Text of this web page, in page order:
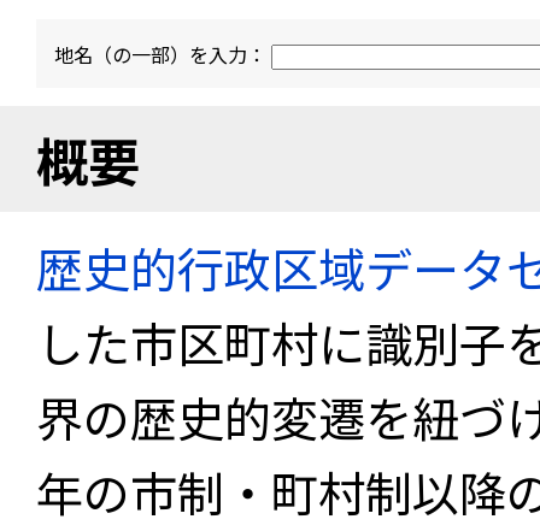
地名（の一部）を入力：
概要
歴史的行政区域データ
した市区町村に識別子
界の歴史的変遷を紐づ
年の市制・町村制以降